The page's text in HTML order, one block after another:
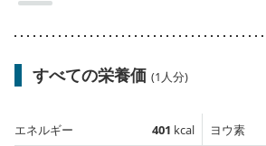
すべての栄養価 (1人分)
エネルギー 401 kcal
ヨウ素